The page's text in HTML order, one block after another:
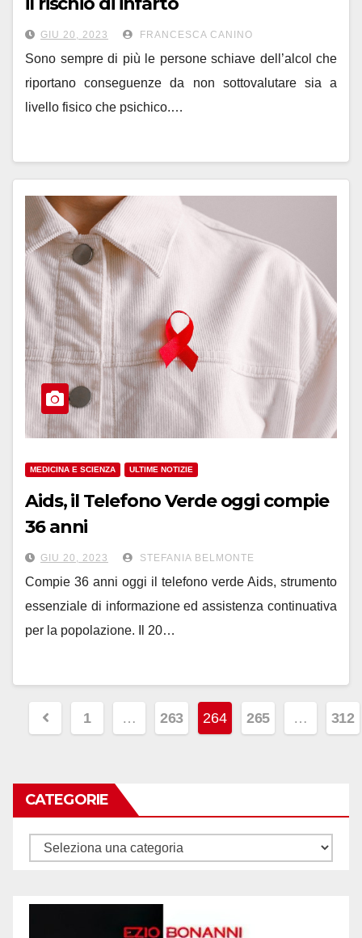
GIU 20, 2023 FRANCESCA CANINO
Sono sempre di più le persone schiave dell’alcol che
riportano conseguenze da non sottovalutare sia a
livello fisico che psichico.…
MEDICINA E SCIENZA ULTIME NOTIZIE
Aids, il Telefono Verde oggi compie
36 anni
GIU 20, 2023 STEFANIA BELMONTE
Compie 36 anni oggi il telefono verde Aids, strumento
essenziale di informazione ed assistenza continuativa
per la popolazione. Il 20…
Navigazione
1 … 263 264 265 … 312
CATEGORIE
Categorie